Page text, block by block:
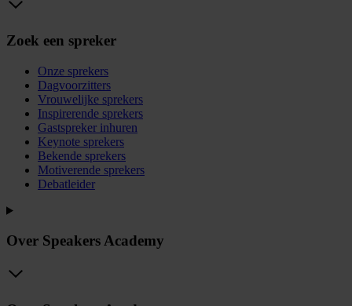
Zoek een spreker
Onze sprekers
Dagvoorzitters
Vrouwelijke sprekers
Inspirerende sprekers
Gastspreker inhuren
Keynote sprekers
Bekende sprekers
Motiverende sprekers
Debatleider
Over Speakers Academy